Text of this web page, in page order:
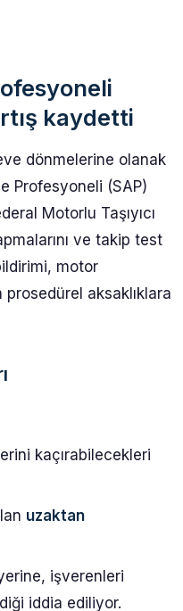
kaydetti
dönmelerine olanak
Profesyoneli (SAP)
Motorlu Taşıyıcı
ve takip test
motor
prosedürel aksaklıklara
kaçırabilecekleri
uzaktan
işverenleri
iddia ediliyor.